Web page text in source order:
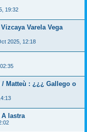
19:32
Varela Vega
2025, 12:18
Matteù : ¿¿¿ Gallego o
lastra